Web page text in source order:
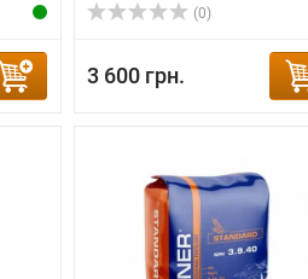
(0)
3 600 грн.